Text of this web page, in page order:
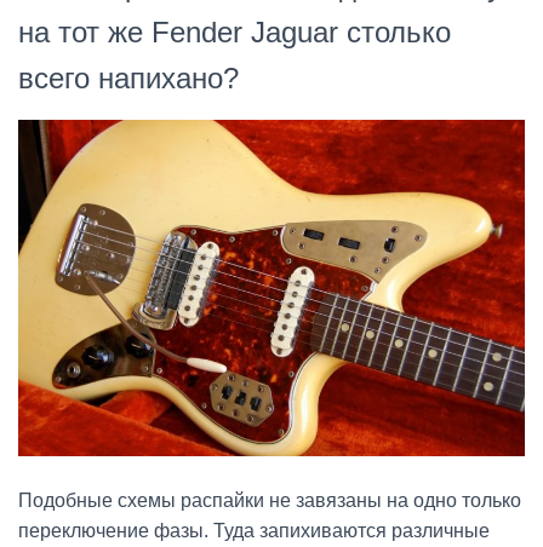
на тот же Fender Jaguar столько
всего напихано?
Подобные схемы распайки не завязаны на одно только
переключение фазы. Туда запихиваются различные